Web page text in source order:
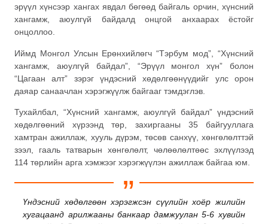
эрүүл хүнсээр хангах явдал бөгөөд байгаль орчин, хүнсний
хангамж, аюулгүй байдалд онцгой анхаарах ёстойг
онцоллоо.
Иймд Монгол Улсын Ерөнхийлөгч “Тэрбум мод”, “Хүнсний
хангамж, аюулгүй байдал”, “Эрүүл монгол хүн” болон
“Цагаан алт” зэрэг үндэсний хөдөлгөөнүүдийг улс орон
даяар санаачлан хэрэгжүүлж байгааг тэмдэглэв.
Тухайлбал, “Хүнсний хангамж, аюулгүй байдал” үндэсний
хөдөлгөөний хүрээнд төр, захиргааны 35 байгууллага
хамтран ажиллаж, хууль дүрэм, төсөв санхүү, хөнгөлөлттэй
зээл, гааль татварын хөнгөлөлт, чөлөөлөлтөөс эхлүүлээд
114 төрлийн арга хэмжээг хэрэгжүүлэн ажиллаж байгаа юм.
Үндэсний хөдөлгөөн хэрэгжсэн сүүлийн хоёр жилийн
хугацаанд арилжааны банкаар дамжуулан 5-6 хувийн